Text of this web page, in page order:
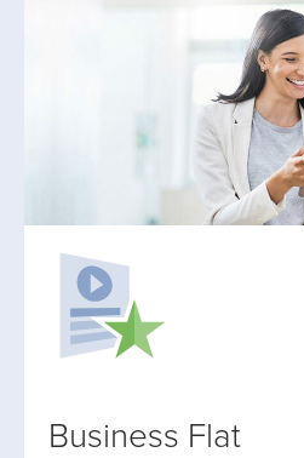
Business Flat